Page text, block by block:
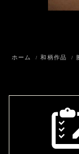
ホーム 和柄作品